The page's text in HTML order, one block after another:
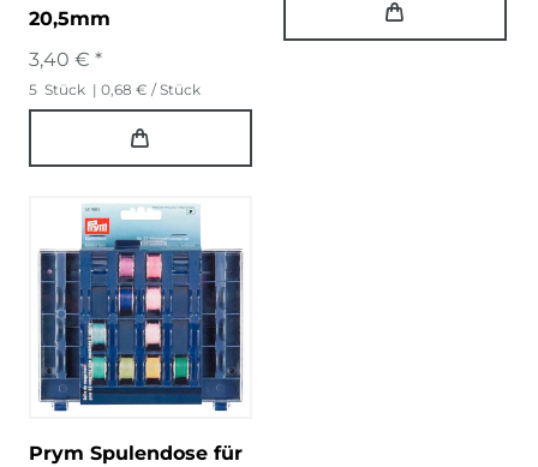
20,5mm
3,40 € *
5 Stück | 0,68 € / Stück
Prym Spulendose für